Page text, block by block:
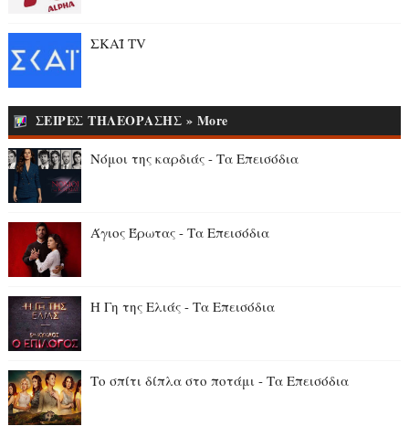
ΣΚΑΪ TV
ΣΕΙΡΕΣ ΤΗΛΕΟΡΑΣΗΣ » More
Νόμοι της καρδιάς - Τα Επεισόδια
Άγιος Έρωτας - Τα Επεισόδια
Η Γη της Ελιάς - Τα Επεισόδια
Το σπίτι δίπλα στο ποτάμι - Τα Επεισόδια